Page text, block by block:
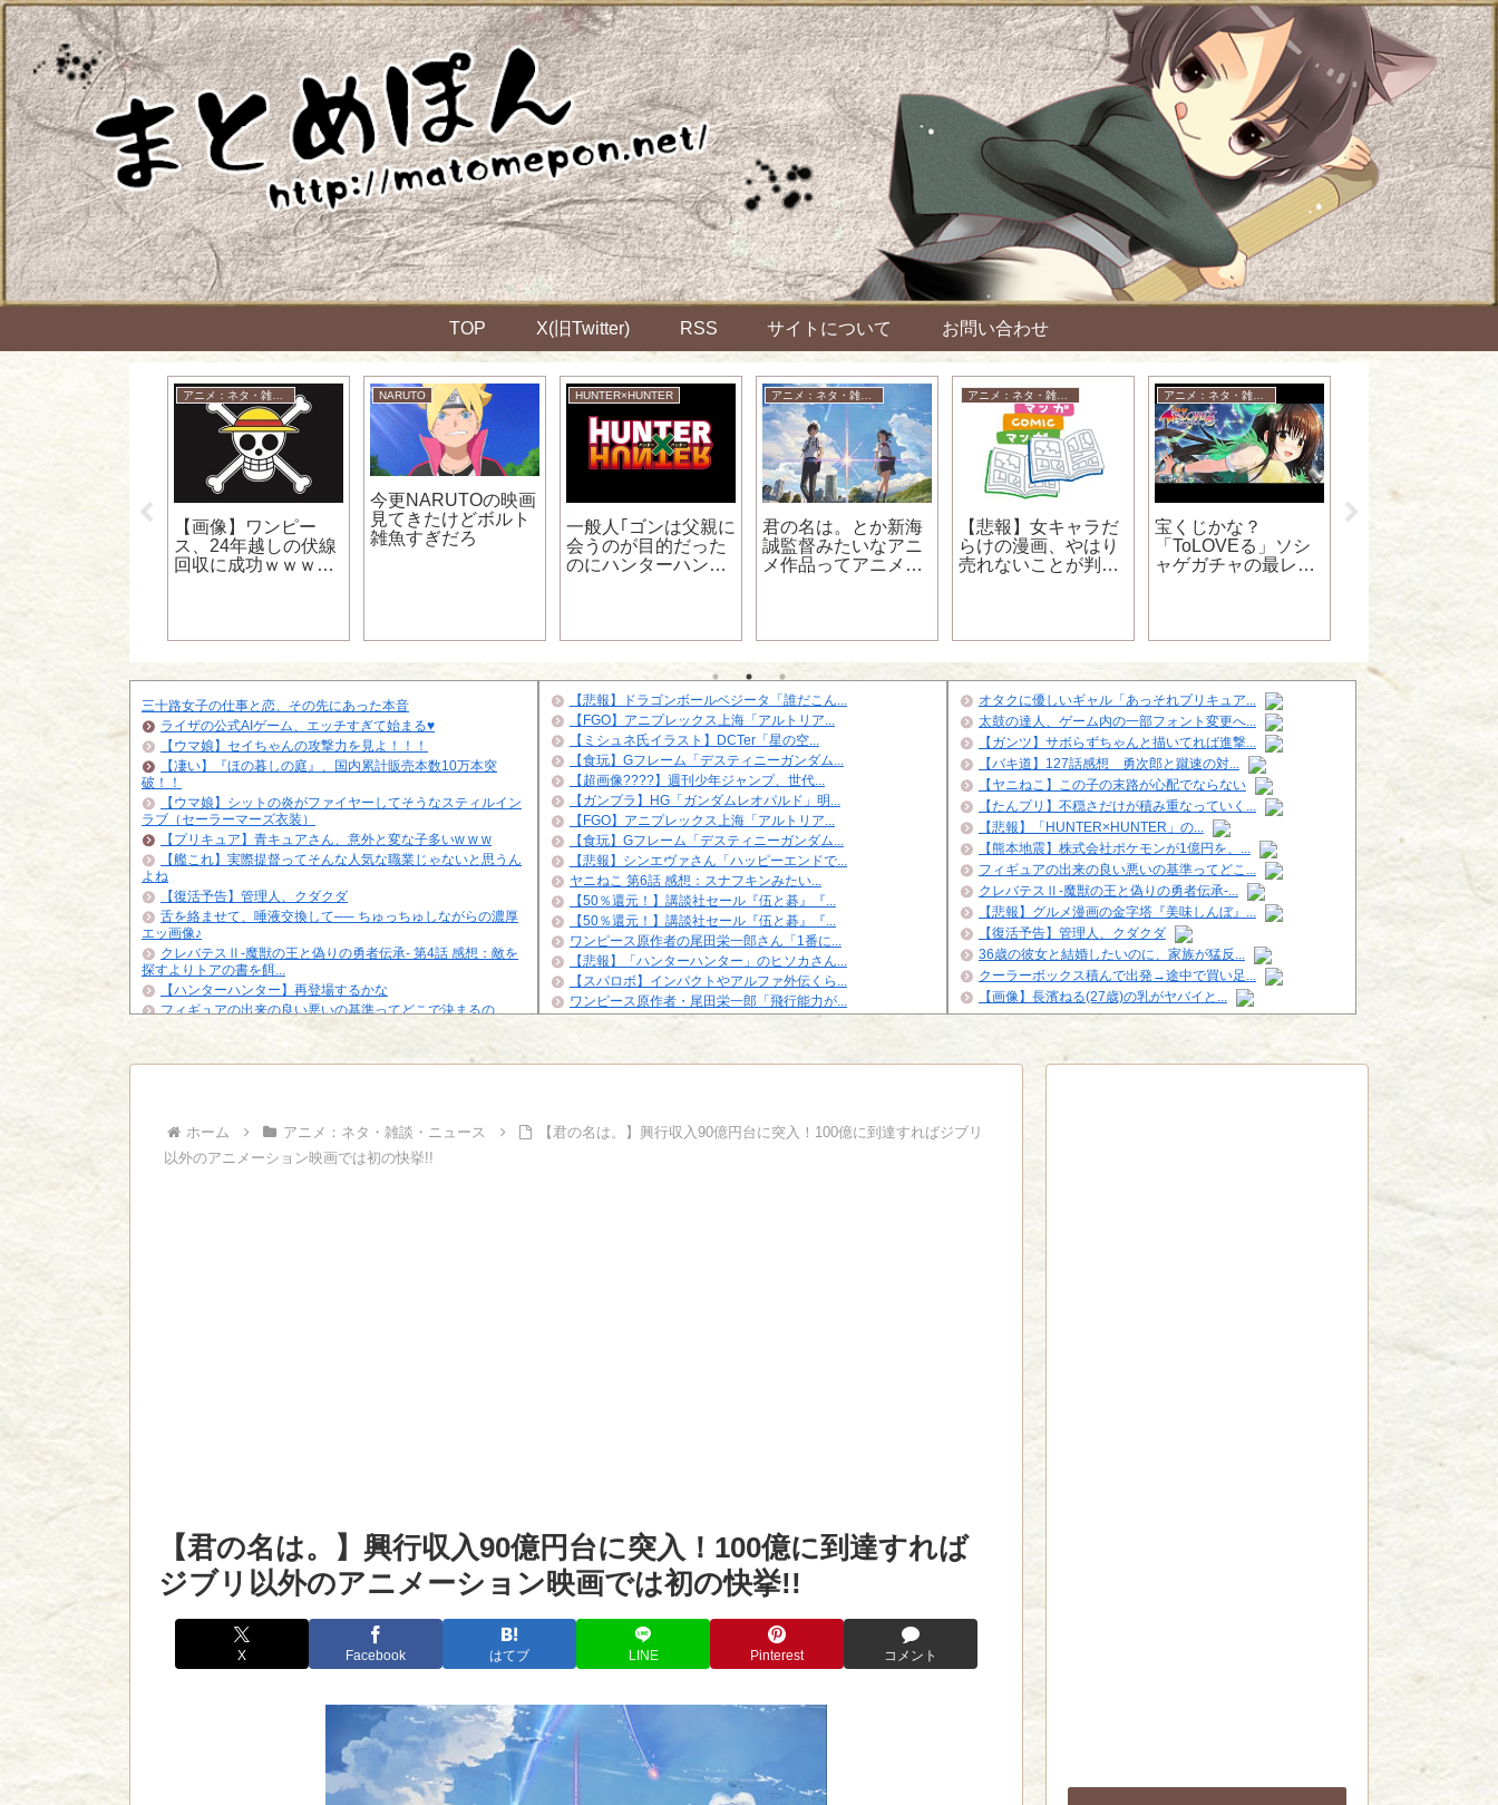
TOP X(旧Twitter) RSS サイトについて お問い合わせ
【画像】ワンピー
ス、24年越しの伏線
回収に成功ｗｗｗｗ
NARUTO
今更NARUTOの映画
見てきたけどボルト
雑魚すぎだろ
HUNTER×HUNTER
一般人｢ゴンは父親に
会うのが目的だった
のにハンターハンタ
したら？｣
君の名は。とか新海
誠監督みたいなアニ
メ作品ってアニメで
【悲報】女キャラだ
らけの漫画、やはり
売れないことが判明
宝くじかな？
「ToLOVEる」ソシ
ャゲガチャの最レア
【画像】中国、フ
ーザみたいな二足
三十路女子の仕事と恋、その先にあった本音
ライザの公式AIゲーム、エッチすぎて始まる♥
【ウマ娘】セイちゃんの攻撃力を見よ！！！
【凄い】『ほの暮しの庭』、国内累計販売本数10万本突
破！！
【ウマ娘】シットの炎がファイヤーしてそうなスティルイン
ラブ（セーラーマーズ衣装）
【プリキュア】青キュアさん、意外と変な子多いw w w
【艦これ】実際提督ってそんな人気な職業じゃないと思うん
よね
【復活予告】管理人、クダクダ
舌を絡ませて、唾液交換して── ちゅっちゅしながらの濃厚
エッ画像♪
クレバテスⅡ-魔獣の王と偽りの勇者伝承- 第4話 感想：敵を
探すよりトアの書を餌...
【ハンターハンター】再登場するかな
フィギュアの出来の良い悪いの基準ってどこで決まるの
ジャンプで綺麗に終わった名作ないよな
【悲報】ドラゴンボールベジータ「誰だこん...
【FGO】アニプレックス上海「アルトリア...
【ミシュネ氏イラスト】DCTer「星の空...
【食玩】Gフレーム「デスティニーガンダム...
【超画像????】週刊少年ジャンプ、世代...
【ガンプラ】HG「ガンダムレオパルド」明...
【FGO】アニプレックス上海「アルトリア...
【食玩】Gフレーム「デスティニーガンダム...
【悲報】シンエヴァさん「ハッピーエンドで...
ヤニねこ 第6話 感想：スナフキンみたい...
【50％還元！】講談社セール『伍と碁』『...
【50％還元！】講談社セール『伍と碁』『...
ワンピース原作者の尾田栄一郎さん「1番に...
【悲報】「ハンターハンター」のヒソカさん...
【スパロボ】インパクトやアルファ外伝くら...
ワンピース原作者・尾田栄一郎「飛行能力が...
Powered by livedoor 相互RSS
オタクに優しいギャル「あっそれプリキュア...
太鼓の達人、ゲーム内の一部フォント変更へ...
【ガンツ】サボらずちゃんと描いてれば進撃...
【バキ道】127話感想 勇次郎と蹴速の対...
【ヤニねこ】この子の末路が心配でならない
【たんプリ】不穏さだけが積み重なっていく...
【悲報】「HUNTER×HUNTER」の...
【熊本地震】株式会社ポケモンが1億円を、...
フィギュアの出来の良い悪いの基準ってどこ...
クレバテスⅡ-魔獣の王と偽りの勇者伝承-...
【悲報】グルメ漫画の金字塔『美味しんぼ』...
【復活予告】管理人、クダクダ
36歳の彼女と結婚したいのに、家族が猛反...
クーラーボックス積んで出発→途中で買い足...
【画像】長濱ねる(27歳)の乳がヤバイと...
ホーム アニメ：ネタ・雑談・ニュース
【君の名は。】興行収入90億円台に突入！100億に到達すればジブリ
以外のアニメーション映画では初の快挙!!
【君の名は。】興行収入90億円台に突入！100億に到達すれば
ジブリ以外のアニメーション映画では初の快挙!!
X Facebook はてブ LINE Pinterest コメント